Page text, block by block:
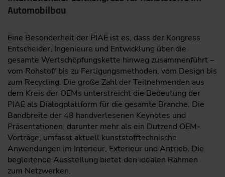
Automobilbau
Eine Besonderheit der PIAE ist es, dass der Kongress
Entscheider, Ingenieure und Entwicklung über die
gesamte Wertschöpfungskette hinweg zusammenführt –
vom Rohstoff bis zu Fertigungsmethoden, vom Design bis
zum Recycling. Die große Zahl der Teilnehmenden aus
dem Kreis der OEMs unterstreicht die Bedeutung der
PIAE als Dialogplattform für die gesamte Branche. Die
Bandbreite der 48 handverlesenen Keynotes und
Präsentationen, darunter mehr als ein Dutzend OEM-
Vorträge, umfasst aktuell kunststofftechnische
Anwendungen im Interieur, Exterieur und Antrieb. Die
begleitende Ausstellung bietet den idealen Rahmen
zum Netzwerken.